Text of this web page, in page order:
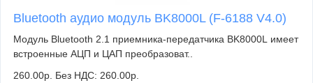
Bluetooth аудио модуль BK8000L (F-6188 V4.0)
Модуль Bluetooth 2.1 приемника-передатчика BK8000L имеет
встроенные АЦП и ЦАП преобразоват..
260.00р. Без НДС: 260.00р.